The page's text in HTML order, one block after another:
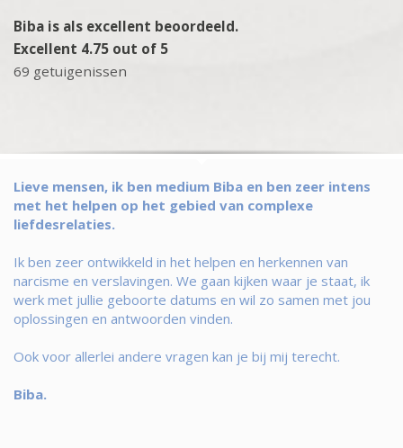
Biba is als excellent beoordeeld.
Excellent 4.75 out of 5
69 getuigenissen
Lieve mensen, ik ben medium Biba en ben zeer intens
met het helpen op het gebied van complexe
liefdesrelaties.
Ik ben zeer ontwikkeld in het helpen en herkennen van
narcisme en verslavingen. We gaan kijken waar je staat, ik
werk met jullie geboorte datums en wil zo samen met jou
oplossingen en antwoorden vinden.
Ook voor allerlei andere vragen kan je bij mij terecht.
Biba.